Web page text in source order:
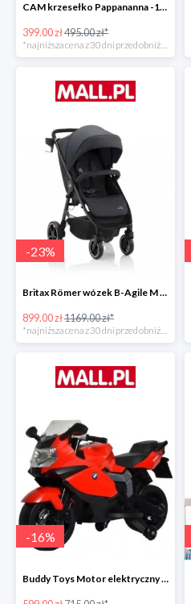
CAM krzesełko Pappananna -19%
399.00 zł495.00 zł*
*najniższa cena z 30 dni przed obniżką
-23%
Britax Römer wózek B-Agile M Black Shadow 2020 -23%
899.00 zł1169.00 zł*
*najniższa cena z 30 dni przed obniżką
-16%
Buddy Toys Motor elektryczny BMW K1300 BEC 6011 -16%